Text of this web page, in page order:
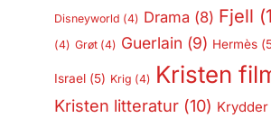
Disneyworld (4) Drama (8) Fjell
(4) Grøt(4) Guerlain (9) Hermès
Israel(5) Krig (4) Kristen
Kristen litteratur(10) Krydder